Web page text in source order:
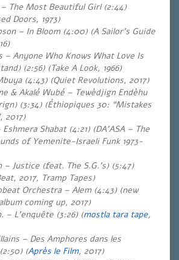
– The Most Beautiful Girl (2:44)
Doors, 1973)
– In Bloom (4:00) (A Sailor’s Guide
– Anyone Who Knows What Love Is
(2:56) (Take A Look, 1966)
(4:43) (Quiet Revolutions, 2017)
& Akalé Wubé – Tewèdjign Endèhu
(3:34) (Éthiopiques 30: “Mistakes
2017)
Shabat (4:21) (DA’ASA – The
of Yemenite-Israeli Funk 1973-
– Justice (feat. The S.G.’s) (5:47)
2017, Tramp Tapes)
Orchestra – Alem (4:43) (new
coming up, 2017)
– L’enquête (3:26) (mostla tara tape,
– Des Amphores dans les
(Après le Film, 2017)